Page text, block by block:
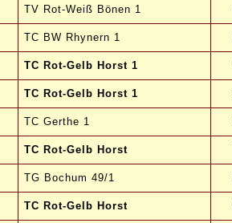
TV Rot-Weiß Bönen 1
TC BW Rhynern 1
TC Rot-Gelb Horst 1
TC Rot-Gelb Horst 1
TC Gerthe 1
TC Rot-Gelb Horst
TG Bochum 49/1
TC Rot-Gelb Horst